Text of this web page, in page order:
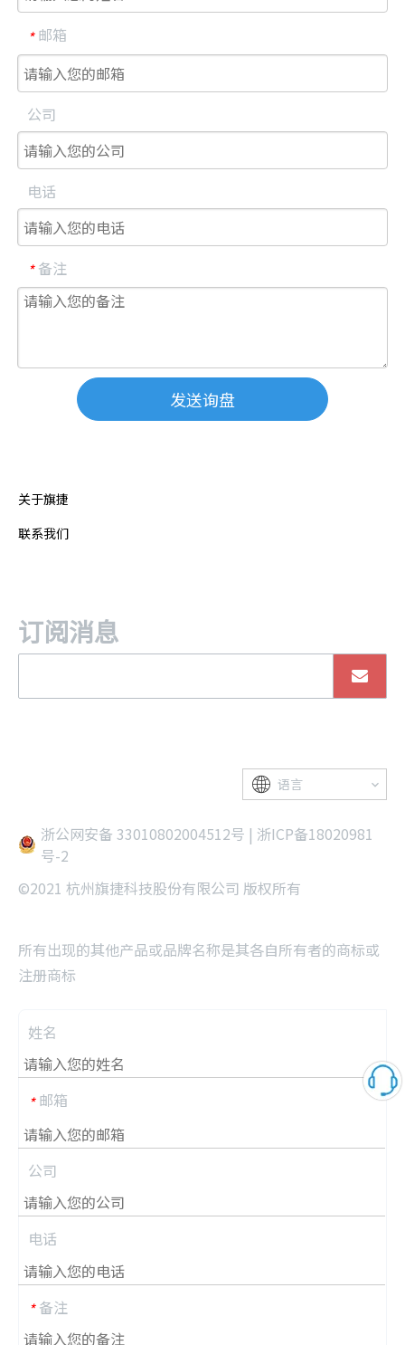
* 邮箱
公司
电话
* 备注
发送询盘
关于旗捷
联系我们
订阅消息
语言
浙公网安备 33010802004512号 | 浙ICP备18020981
号-2
©2021 杭州旗捷科技股份有限公司 版权所有
所有出现的其他产品或品牌名称是其各自所有者的商标或
注册商标
姓名
* 邮箱
公司
电话
* 备注